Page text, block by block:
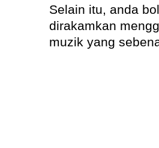
Selain itu, anda
dirakamkan
muzik yang